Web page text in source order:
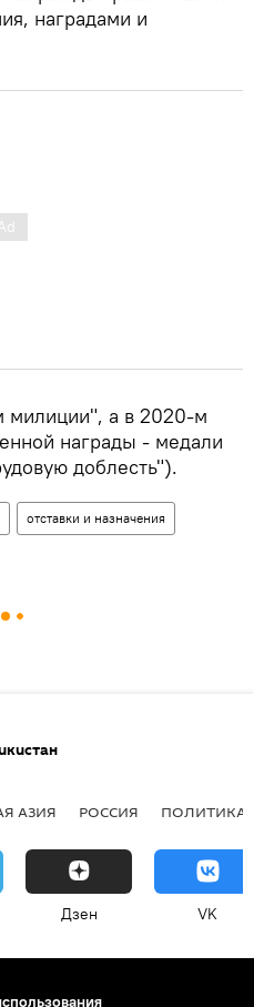
наградами и
милиции", а в 2020-м
награды - медали
доблесть").
отставки и назначения
АЗИЯ РОССИЯ ПОЛИТИКА
Дзен VK